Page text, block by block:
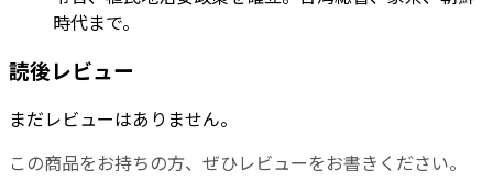
時代まで。
読後レビュー
まだレビューはありません。
この商品をお持ちの方、ぜひレビューをお書きください。